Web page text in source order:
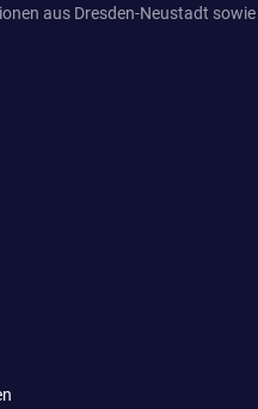
aus Dresden-Neustadt